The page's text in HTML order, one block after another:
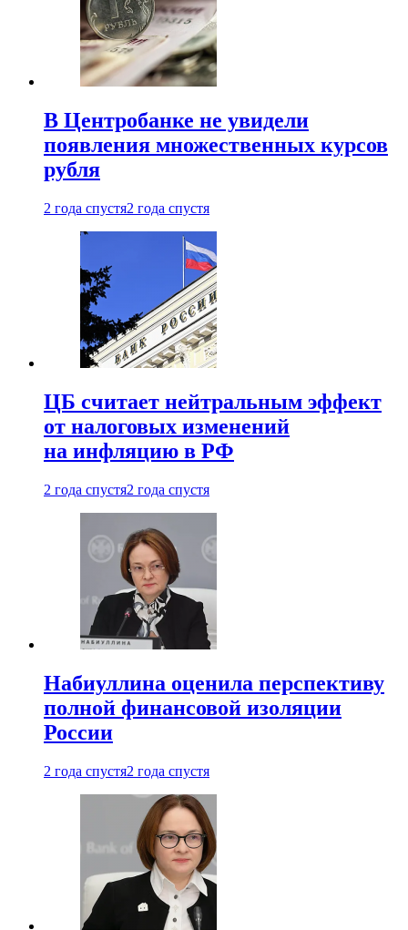
В Центробанке не увидели
появления множественных курсов
рубля
2 года спустя2 года спустя
ЦБ считает нейтральным эффект
от налоговых изменений
на инфляцию в РФ
2 года спустя2 года спустя
Набиуллина оценила перспективу
полной финансовой изоляции
России
2 года спустя2 года спустя